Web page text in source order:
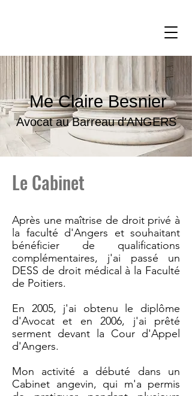
Me Claire Besnier
Avocat au Barreau d'ANGERS
Le Cabinet
Après une maîtrise de droit privé à
la faculté d'Angers et souhaitant
bénéficier de qualifications
complémentaires, j'ai passé un
DESS de droit médical à la Faculté
de Poitiers.
En 2005, j'ai obtenu le diplôme
d'Avocat et en 2006, j'ai prêté
serment devant la Cour d'Appel
d'Angers.
Mon activité a débuté dans un
Cabinet angevin, qui m'a permis